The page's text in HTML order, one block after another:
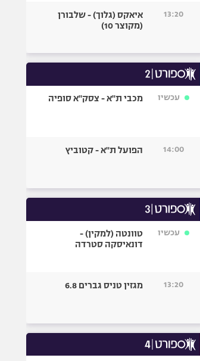
אופניים
כדורמים
פוטבול אמריקאי NFL
בייסבול MLB
13:20
איאקס (גלוך) - שלבורן
(מקוצר 10)
עכשיו מכבי ת"א - צסק"א סופיה
14:00 הפועל ת"א - קטוביץ
עכשיו
טוונטה (למקין) -
דונאיסקה סטרדה
13:20 מגזין טניס גברים 6.8